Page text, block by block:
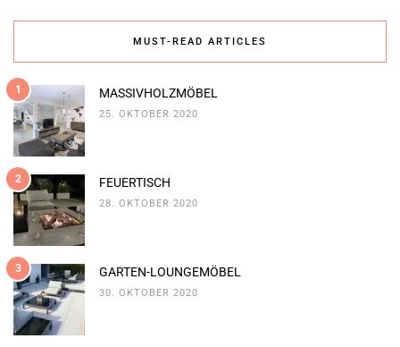
MUST-READ ARTICLES
1 MASSIVHOLZMÖBEL
25. OKTOBER 2020
2 FEUERTISCH
28. OKTOBER 2020
3 GARTEN-LOUNGEMÖBEL
30. OKTOBER 2020